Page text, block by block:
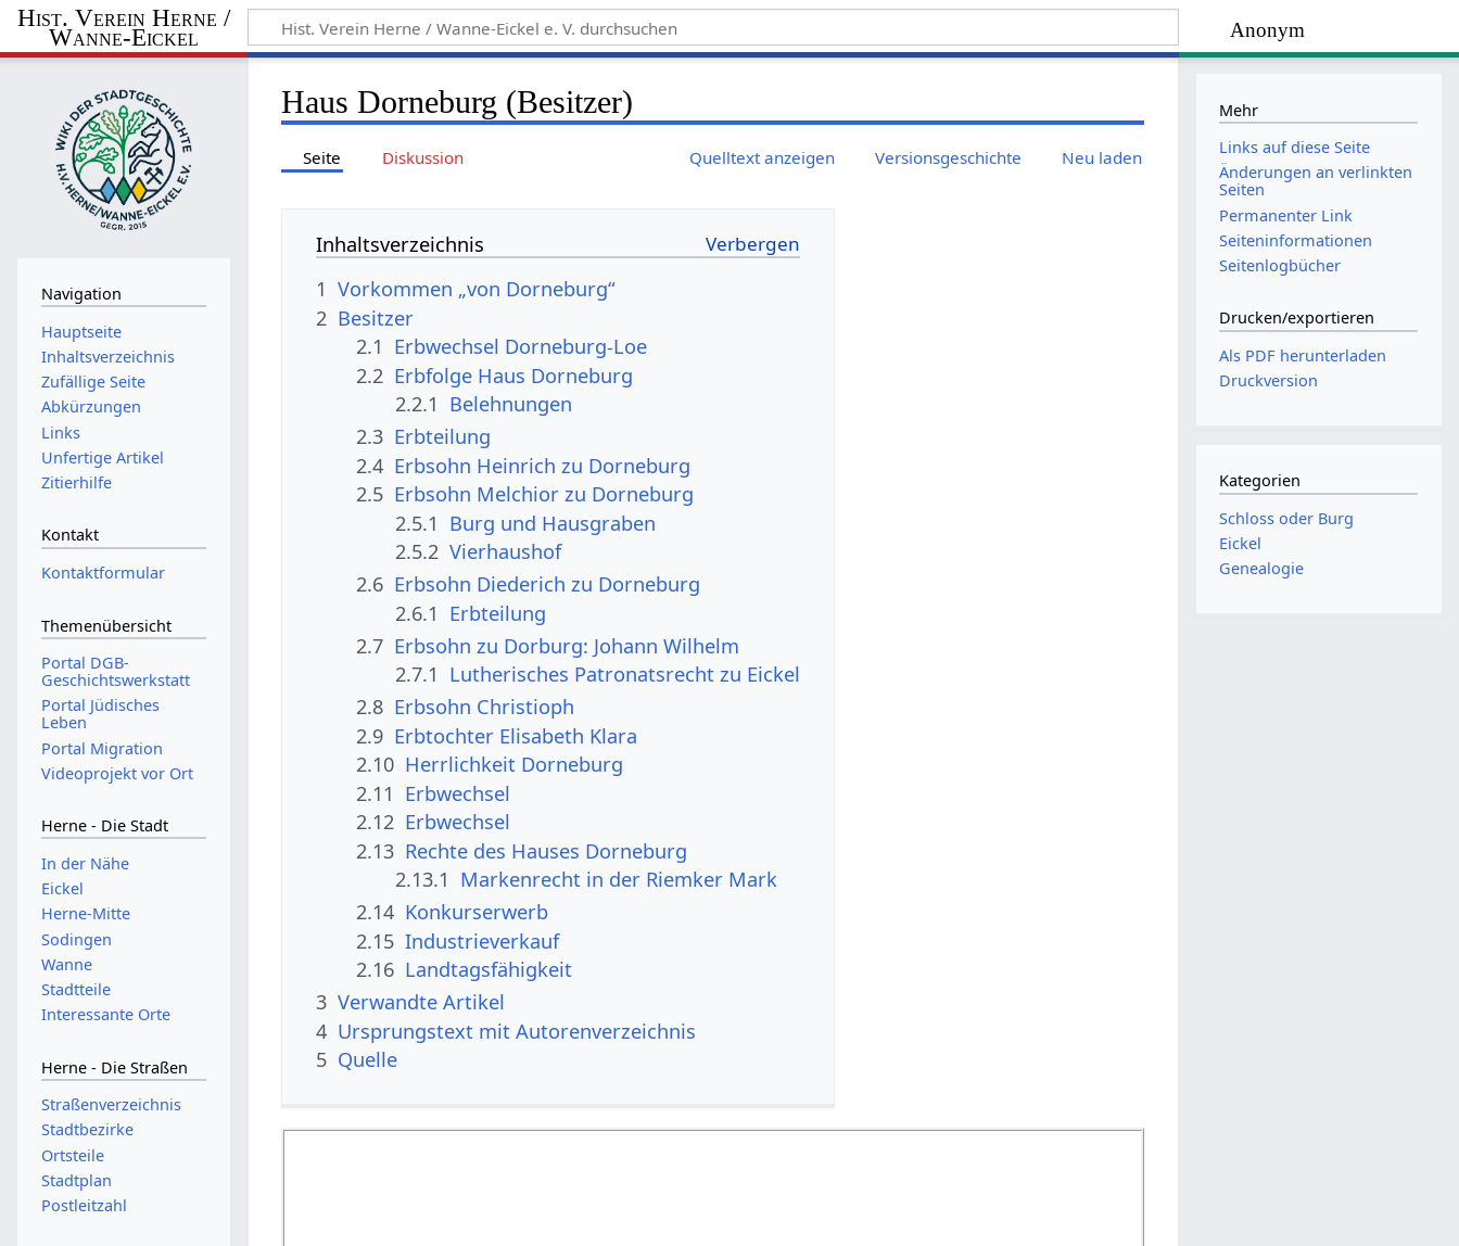
Anonym
Hist. Verein Herne /
Wanne-Eickel
Haus Dorneburg (Besitzer)
Seite Diskussion Quelltext anzeigen Versionsgeschichte Neu laden
Inhaltsverzeichnis
1 Vorkommen „von Dorneburg“
2 Besitzer
2.1 Erbwechsel Dorneburg-Loe
2.2 Erbfolge Haus Dorneburg
2.2.1 Belehnungen
2.3 Erbteilung
2.4 Erbsohn Heinrich zu Dorneburg
2.5 Erbsohn Melchior zu Dorneburg
2.5.1 Burg und Hausgraben
2.5.2 Vierhaushof
2.6 Erbsohn Diederich zu Dorneburg
2.6.1 Erbteilung
2.7 Erbsohn zu Dorburg: Johann Wilhelm
2.7.1 Lutherisches Patronatsrecht zu Eickel
2.8 Erbsohn Christioph
2.9 Erbtochter Elisabeth Klara
2.10 Herrlichkeit Dorneburg
2.11 Erbwechsel
2.12 Erbwechsel
2.13 Rechte des Hauses Dorneburg
2.13.1 Markenrecht in der Riemker Mark
2.14 Konkurserwerb
2.15 Industrieverkauf
2.16 Landtagsfähigkeit
3 Verwandte Artikel
4 Ursprungstext mit Autorenverzeichnis
5 Quelle
Navigation
Hauptseite
Inhaltsverzeichnis
Zufällige Seite
Abkürzungen
Links
Unfertige Artikel
Zitierhilfe
Kontakt
Kontaktformular
Themenübersicht
Portal DGB-
Geschichtswerkstatt
Portal Jüdisches
Leben
Portal Migration
Videoprojekt vor Ort
Herne - Die Stadt
In der Nähe
Eickel
Herne-Mitte
Sodingen
Wanne
Stadtteile
Interessante Orte
Herne - Die Straßen
Straßenverzeichnis
Stadtbezirke
Ortsteile
Stadtplan
Postleitzahl
Mehr
Links auf diese Seite
Änderungen an verlinkten
Seiten
Permanenter Link
Seiten­­informationen
Seitenlogbücher
Drucken/­exportieren
Als PDF herunterladen
Druckversion
Kategorien
Schloss oder Burg
Eickel
Genealogie